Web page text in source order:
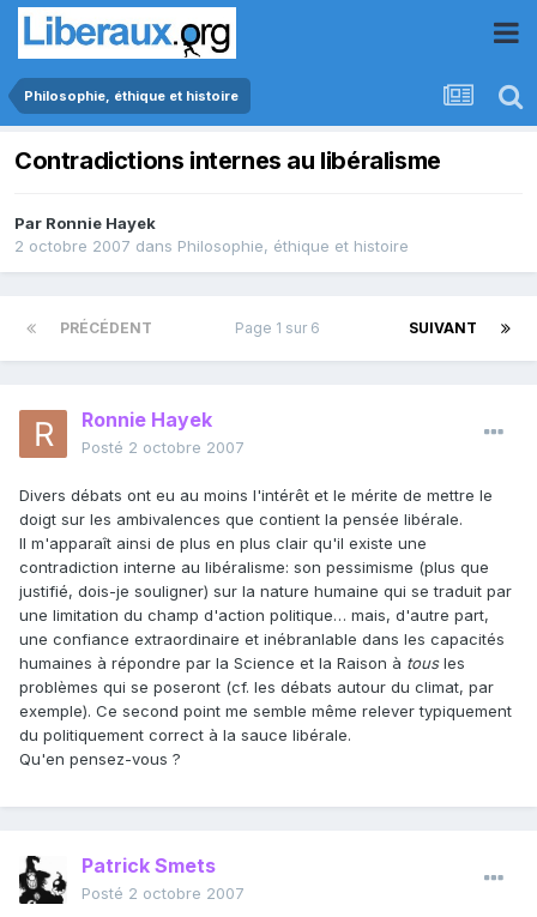
Philosophie, éthique et histoire
Contradictions internes au libéralisme
Par Ronnie Hayek
2 octobre 2007 dans Philosophie, éthique et histoire
PRÉCÉDENT SUIVANT
Page 1 sur 6
Ronnie Hayek
Posté 2 octobre 2007
Divers débats ont eu au moins l'intérêt et le mérite de mettre le
doigt sur les ambivalences que contient la pensée libérale.
Il m'apparaît ainsi de plus en plus clair qu'il existe une
contradiction interne au libéralisme: son pessimisme (plus que
justifié, dois-je souligner) sur la nature humaine qui se traduit par
une limitation du champ d'action politique… mais, d'autre part,
une confiance extraordinaire et inébranlable dans les capacités
humaines à répondre par la Science et la Raison à tousles
problèmes qui se poseront (cf. les débats autour du climat, par
exemple). Ce second point me semble même relever typiquement
du politiquement correct à la sauce libérale.
Qu'en pensez-vous ?
Patrick Smets
Posté 2 octobre 2007